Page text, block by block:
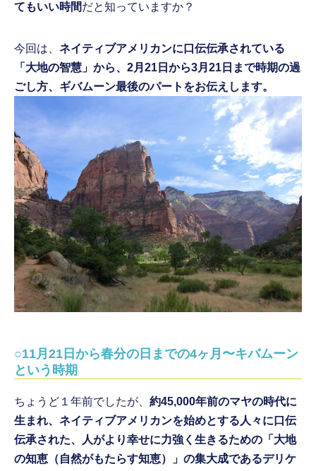
てもいい時間だと知っていますか？
今回は、ネイティブアメリカンに口伝伝承されている
「大地の智慧」から、2月21日から3月21日まで時期の過
ごし方、ギバムーン最後のパートをお伝えします。
○11月21日から春分の日までの4ヶ月〜キバムーン
という時期
ちょうど１年前でしたが、約45,000年前のマヤの時代に
生まれ、ネイティブアメリカンを始めとする人々に口伝
伝承された、人がより幸せに力強く生きるための「大地
の知恵（自然がもたらす知恵）」の集大成であるデリケ